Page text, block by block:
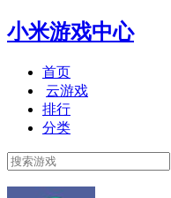
小米游戏中心
首页
云游戏
排行
分类